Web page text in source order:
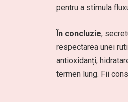
pentru a stimula
În concluzie,
respectarea unei
antioxidanți,
termen lung. Fii